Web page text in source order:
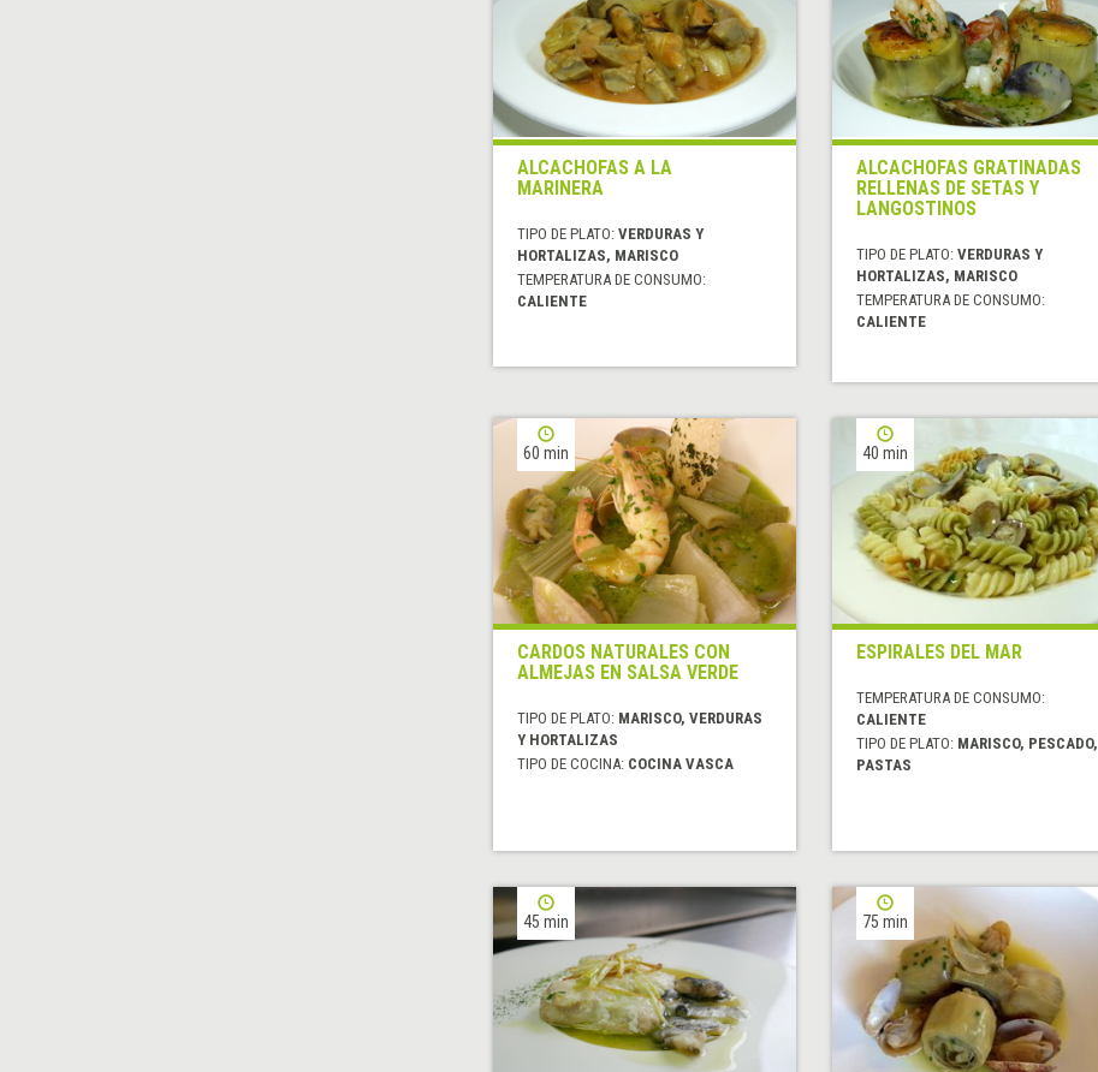
ALCACHOFAS A LA
MARINERA
TIPO DE PLATO: VERDURAS Y
HORTALIZAS, MARISCO
TEMPERATURA DE CONSUMO:
CALIENTE
ALCACHOFAS GRATINADAS
RELLENAS DE SETAS Y
LANGOSTINOS
TIPO DE PLATO: VERDURAS Y
HORTALIZAS, MARISCO
TEMPERATURA DE CONSUMO:
CALIENTE
60 min
CARDOS NATURALES CON
ALMEJAS EN SALSA VERDE
TIPO DE PLATO: MARISCO, VERDURAS
Y HORTALIZAS
TIPO DE COCINA: COCINA VASCA
40 min
ESPIRALES DEL MAR
TEMPERATURA DE CONSUMO:
CALIENTE
TIPO DE PLATO: MARISCO, PESCADO,
PASTAS
45 min 75 min